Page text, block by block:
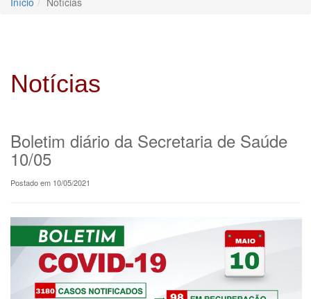
Notícias
Boletim diário da Secretaria de Saúde
10/05
Postado em 10/05/2021